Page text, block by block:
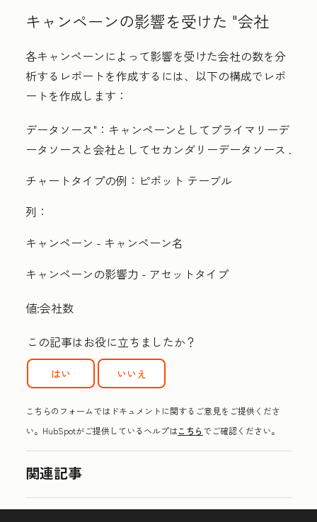
キャンペーンの影響を受けた "会社
各キャンペーンによって影響を受けた会社の数を分
析するレポートを作成するには、以下の構成でレポ
ートを作成します：
データソース"： キャンペーンとして プライマリーデ
ータソース と会社としてセカンダリーデータソース .
チャートタイプの例： ピボット テーブル
列：
キャンペーン - キャンペーン名
キャンペーンの影響力 - アセットタイプ
値:会社数
この記事はお役に立ちましたか？
はい いいえ
こちらのフォームではドキュメントに関するご意見をご提供くださ
い。HubSpotがご提供しているヘルプはこちらでご確認ください。
関連記事